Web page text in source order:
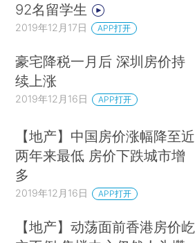
92名留学生
2019年12月17日 APP打开
豪宅降税一月后 深圳房价持
续上涨
2019年12月16日 APP打开
【地产】中国房价涨幅降至近
两年来最低 房价下跌城市增
多
2019年12月16日 APP打开
【地产】动荡面前香港房价屹